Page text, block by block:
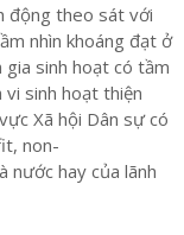
động theo sát với
nhìn khoáng đạt ở
sinh hoạt có tầm
sinh hoạt thiện
Xã hội Dân sự có
non-
nước hay của lãnh